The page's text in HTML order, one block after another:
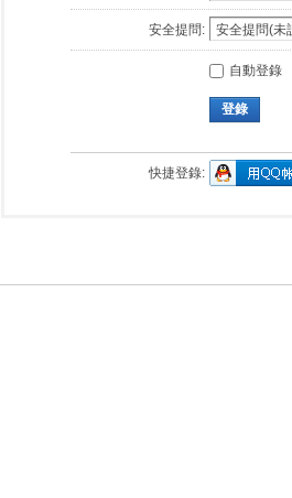
安全提問:
自動登錄
登錄
快捷登錄: